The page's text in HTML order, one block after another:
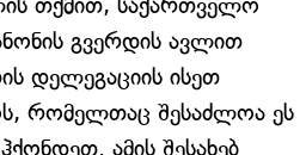
გვერდის ავლით
დელეგაციის ისეთ
რომელთაც შესაძლოა ეს
ამის შესახებ